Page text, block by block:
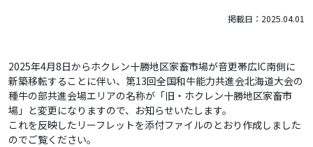
掲載日：2025.04.01
2025年4月8日からホクレン十勝地区家畜市場が音更帯広IC南側に
新築移転することに伴い、第13回全国和牛能力共進会北海道大会の
種牛の部共進会場エリアの名称が「旧・ホクレン十勝地区家畜市
場」と変更になりますので、お知らせいたします。
これを反映したリーフレットを添付ファイルのとおり作成しました
のでご覧ください。